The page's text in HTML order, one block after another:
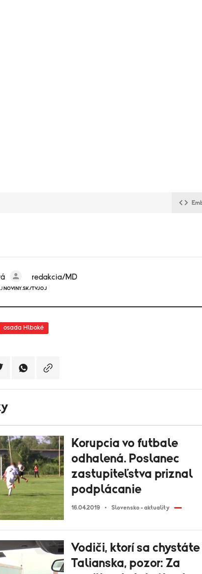
redakcia/MD
NOVINY.SK/TVJOJ
osada Hlboké
Korupcia vo futbale
odhalená. Poslanec
zastupiteľstva priznal
podplácanie
16.04.2019 Slovensko - aktuality
Vodiči, ktorí sa
Talianska, pozor: Za